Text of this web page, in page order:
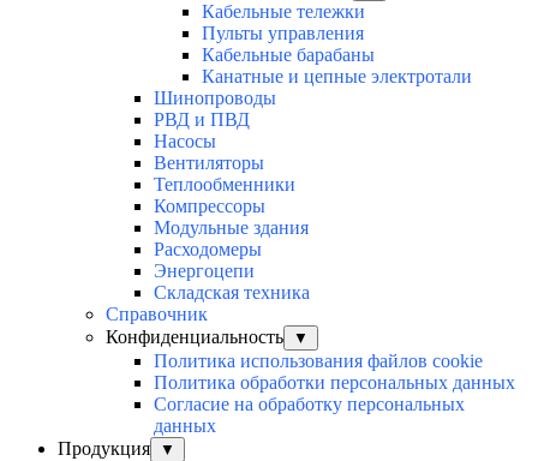
Кабельные тележки
Пульты управления
Кабельные барабаны
Канатные и цепные электротали
Шинопроводы
РВД и ПВД
Насосы
Вентиляторы
Теплообменники
Компрессоры
Модульные здания
Расходомеры
Энергоцепи
Складская техника
Справочник
Конфиденциальность
▼
Политика использования файлов cookie
Политика обработки персональных данных
Согласие на обработку персональных
данных
Продукция
▼